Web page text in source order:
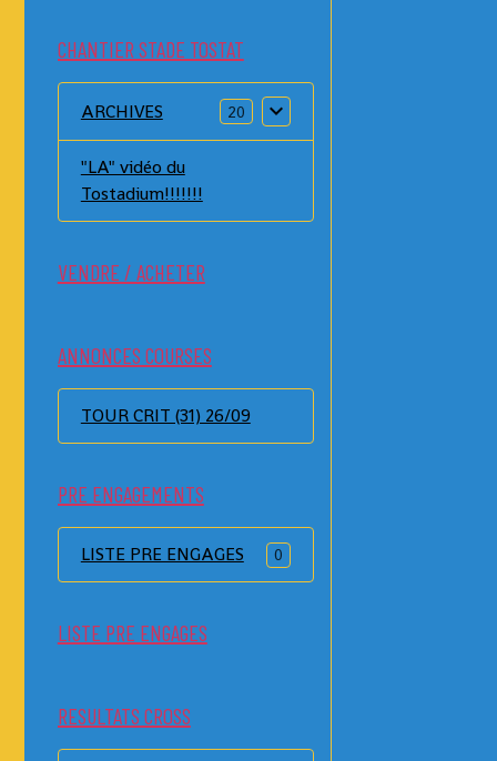
CHANTIER STADE TOSTAT
ARCHIVES 20
"LA" vidéo du
Tostadium!!!!!!!
VENDRE / ACHETER
ANNONCES COURSES
TOUR CRIT (31) 26/09
PRE ENGAGEMENTS
LISTE PRE ENGAGES 0
LISTE PRE ENGAGES
RESULTATS CROSS